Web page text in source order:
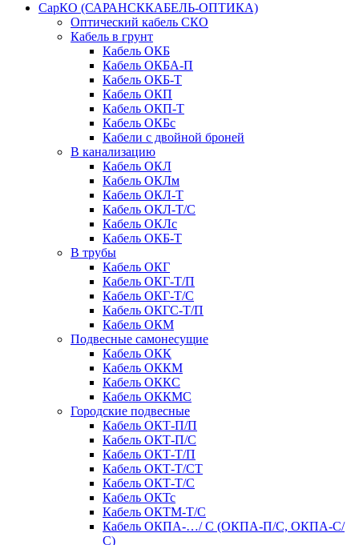
СарКО (САРАНСККАБЕЛЬ-ОПТИКА)
Оптический кабель СКО
Кабель в грунт
Кабель ОКБ
Кабель ОКБА-П
Кабель ОКБ-Т
Кабель ОКП
Кабель ОКП-Т
Кабель ОКБc
Кабели с двойной броней
В канализацию
Кабель ОКЛ
Кабель ОКЛм
Кабель ОКЛ-Т
Кабель ОКЛ-Т/С
Кабель ОКЛc
Кабель ОКБ-Т
В трубы
Кабель ОКГ
Кабель ОКГ-Т/П
Кабель ОКГ-Т/С
Кабель ОКГС-Т/П
Кабель ОКМ
Подвесные самонесущие
Кабель ОКК
Кабель ОККМ
Кабель ОККС
Кабель ОККМС
Городские подвесные
Кабель ОКТ-П/П
Кабель ОКТ-П/С
Кабель ОКТ-Т/П
Кабель ОКТ-Т/СТ
Кабель ОКТ-Т/С
Кабель ОКТс
Кабель ОКТМ-Т/С
Кабель ОКПА-…/ С (ОКПА-П/С, ОКПА-С/
С)